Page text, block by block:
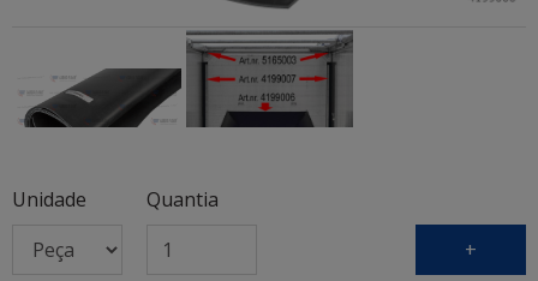
Unidade
Quantia
+